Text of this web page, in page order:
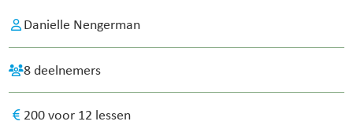
Danielle Nengerman
8 deelnemers
200 voor 12 lessen